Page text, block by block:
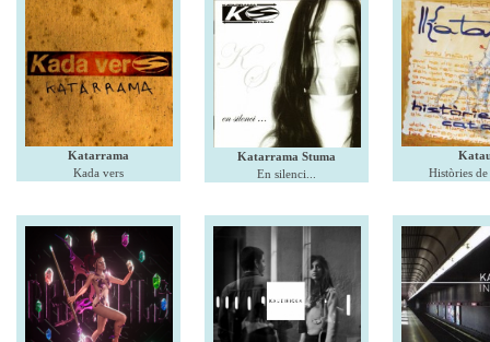
Katarrama
Kada vers
Katarrama Stuma
En silenci...
Històries de